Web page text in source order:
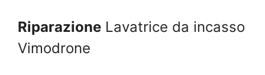
Riparazione Lavatrice da incasso
Vimodrone